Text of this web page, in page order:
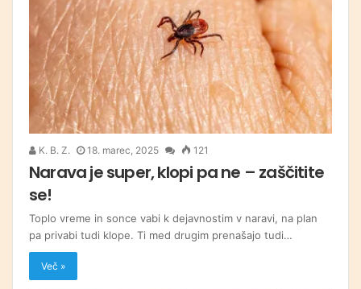
K. B. Z. 18. marec, 2025 121
Narava je super, klopi pa ne – zaščitite
se!
Toplo vreme in sonce vabi k dejavnostim v naravi, na plan
pa privabi tudi klope. Ti med drugim prenašajo tudi…
Več »